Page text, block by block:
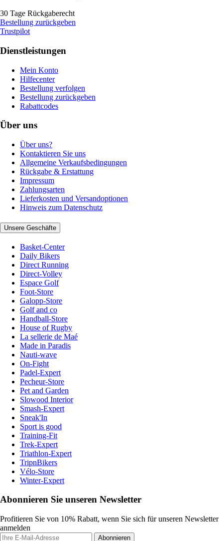
30 Tage Rückgaberecht
Bestellung zurückgeben
Trustpilot
Dienstleistungen
Mein Konto
Hilfecenter
Bestellung verfolgen
Bestellung zurückgeben
Rabattcodes
Über uns
Über uns?
Kontaktieren Sie uns
Allgemeine Verkaufsbedingungen
Rückgabe & Erstattung
Impressum
Zahlungsarten
Lieferkosten und Versandoptionen
Hinweis zum Datenschutz
Unsere Geschäfte
Basket-Center
Daily Bikers
Direct Running
Direct-Volley
Espace Golf
Foot-Store
Galopp-Store
Golf and co
Handball-Store
House of Rugby
La sellerie de Maé
Made in Paradis
Nauti-wave
On-Fight
Padel-Expert
Pecheur-Store
Pet and Garden
Slowood Interior
Smash-Expert
Sneak'In
Sport is good
Training-Fit
Trek-Expert
Triathlon-Expert
TripnBikers
Vélo-Store
Winter-Expert
Abonnieren Sie unseren Newsletter
Profitieren Sie von 10% Rabatt, wenn Sie sich für unseren Newsletter
anmelden
Abonnieren